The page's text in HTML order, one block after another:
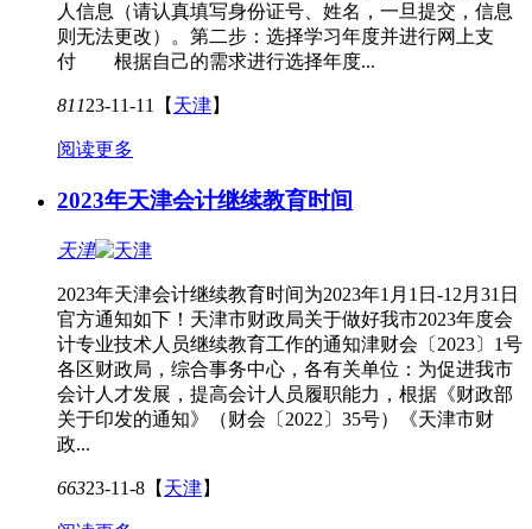
人信息（请认真填写身份证号、姓名，一旦提交，信息
则无法更改）。第二步：选择学习年度并进行网上支
付 根据自己的需求进行选择年度...
81123-11-11 【 天津】
阅读更多
2023年天津会计继续教育时间
天津
2023年天津会计继续教育时间为2023年1月1日-12月31日
官方通知如下！天津市财政局关于做好我市2023年度会
计专业技术人员继续教育工作的通知津财会〔2023〕1号
各区财政局，综合事务中心，各有关单位：为促进我市
会计人才发展，提高会计人员履职能力，根据《财政部
关于印发的通知》（财会〔2022〕35号）《天津市财
政...
66323-11-8 【 天津】